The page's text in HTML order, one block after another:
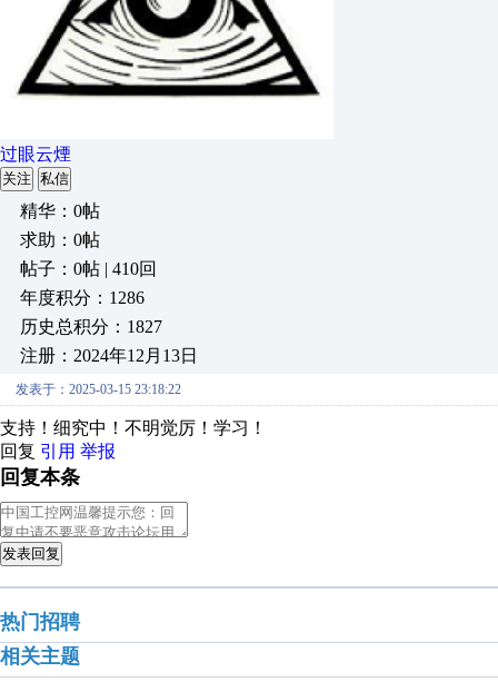
过眼云煙
关注 私信
精华：0帖
求助：0帖
帖子：0帖 | 410回
年度积分：1286
历史总积分：1827
注册：2024年12月13日
发表于：2025-03-15 23:18:22
支持！细究中！不明觉厉！学习！
回复 引用 举报
回复本条
发表回复
热门招聘
相关主题